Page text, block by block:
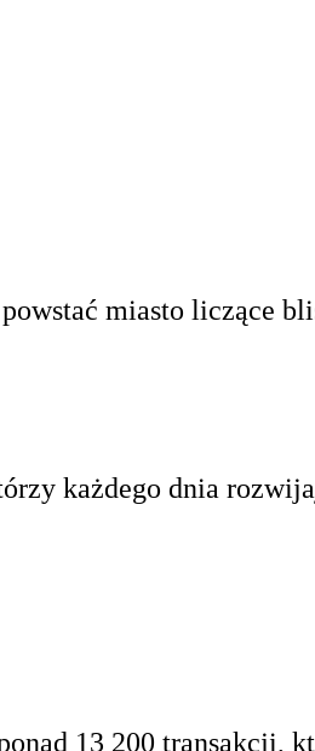
miasto liczące
każdego dnia
13 200 transakcji,